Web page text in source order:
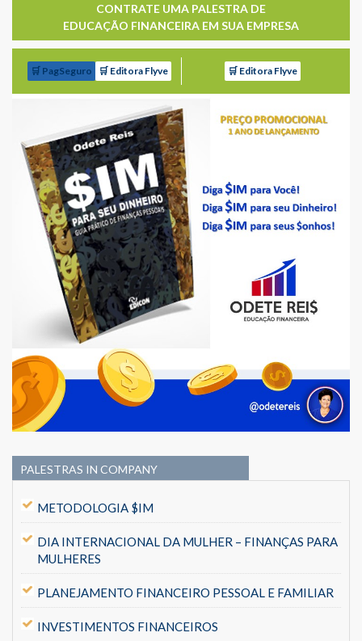
CONTRATE UMA PALESTRA DE
EDUCAÇÃO FINANCEIRA EM SUA EMPRESA
🛒 PagSeguro 🛒 Editora Flyve 🛒 Editora Flyve
PALESTRAS IN COMPANY
METODOLOGIA $IM
DIA INTERNACIONAL DA MULHER – FINANÇAS PARA
MULHERES
PLANEJAMENTO FINANCEIRO PESSOAL E FAMILIAR
INVESTIMENTOS FINANCEIROS